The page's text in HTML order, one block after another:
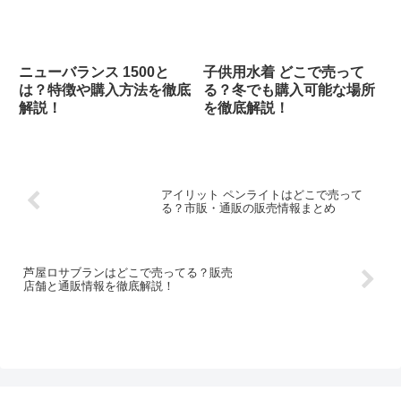
ニューバランス 1500と
は？特徴や購入方法を徹底
解説！
子供用水着 どこで売って
る？冬でも購入可能な場所
を徹底解説！
アイリット ペンライトはどこで売って
る？市販・通販の販売情報まとめ
芦屋ロサブランはどこで売ってる？販売
店舗と通販情報を徹底解説！